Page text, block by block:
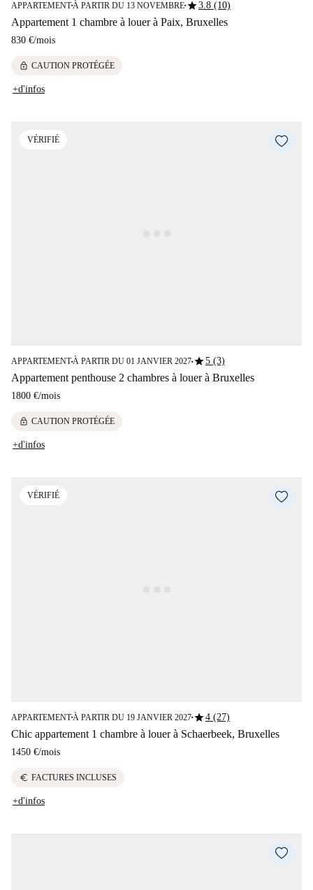
APPARTEMENT■À PARTIR DU 13 NOVEMBRE■star3.8 (10)
Appartement 1 chambre à louer à Paix, Bruxelles
830 €/mois
lock CAUTION PROTÉGÉE
+d'infos
VÉRIFIÉ
APPARTEMENT■À PARTIR DU 01 JANVIER 2027■star5 (3)
Appartement penthouse 2 chambres à louer à Bruxelles
1800 €/mois
lock CAUTION PROTÉGÉE
+d'infos
VÉRIFIÉ
APPARTEMENT■À PARTIR DU 19 JANVIER 2027■star4 (27)
Chic appartement 1 chambre à louer à Schaerbeek, Bruxelles
1450 €/mois
euro FACTURES INCLUSES
+d'infos